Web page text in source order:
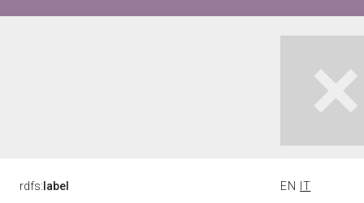
rdfs: label EN IT